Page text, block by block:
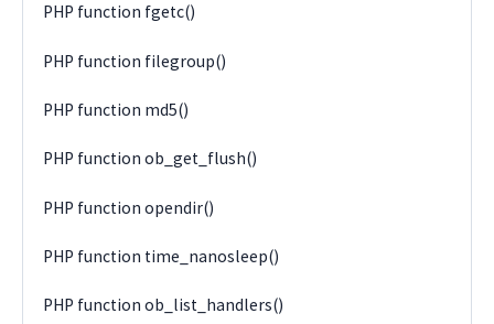
PHP function fgetc()
PHP function filegroup()
PHP function md5()
PHP function ob_get_flush()
PHP function opendir()
PHP function time_nanosleep()
PHP function ob_list_handlers()